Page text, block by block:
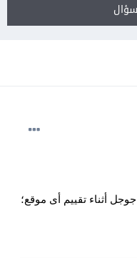
أثناء تقييم أى موقع؛